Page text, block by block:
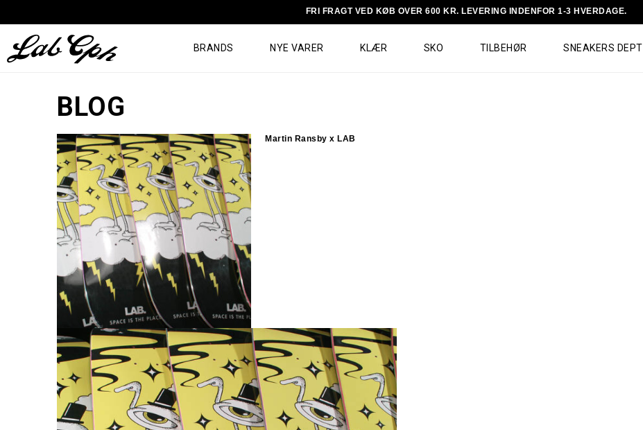
FRI FRAGT VED KØB OVER 600 KR. LEVERING INDENFOR 1-3 HVERDAGE.
BRANDS NYE VARER KLÆR SKO TILBEHØR SNEAKERS DEPT
BLOG
Martin Ransby x LAB